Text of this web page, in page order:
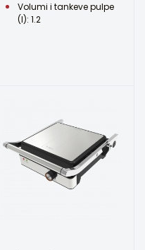
Volumi i tankeve pulpe
(l): 1.2